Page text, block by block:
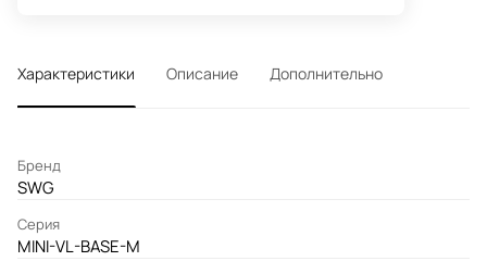
Характеристики Описание Дополнительно
Бренд
SWG
Серия
MINI-VL-BASE-M